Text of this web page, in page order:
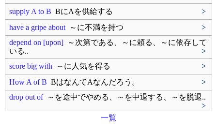
supply A to B BにAを供給する
>
have a gripe about ～に不満を持つ
>
depend on [upon] ～次第である、～に頼る、～に依存して
いる..
>
score big with ～に人気を得る
>
How A of B BはなんてAなんだろう。
>
drop out of～を途中でやめる、～を中退する、～を脱退..
>
一覧